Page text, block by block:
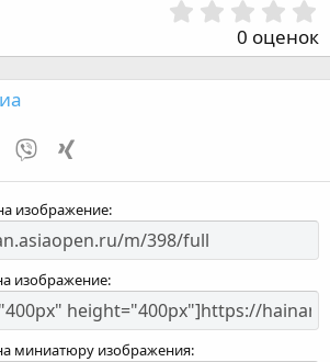
,
0
0
д
0 оценок
Telegram
Viber
изображение
изображение
миниатюру изображения